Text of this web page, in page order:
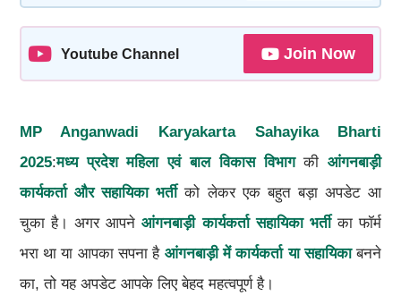
Youtube Channel Join Now
MP Anganwadi Karyakarta Sahayika Bharti
2025:मध्य प्रदेश महिला एवं बाल विकास विभागकीआंगनबाड़ी
कार्यकर्ता और सहायिका भर्तीको लेकर एक बहुत बड़ा अपडेट आ
चुका है। अगर आपनेआंगनबाड़ी कार्यकर्ता सहायिका भर्तीका फॉर्म
भरा था या आपका सपना है आंगनबाड़ी में कार्यकर्ता या सहायिकाबनने
का, तो यह अपडेट आपके लिए बेहद महत्वपूर्ण है।